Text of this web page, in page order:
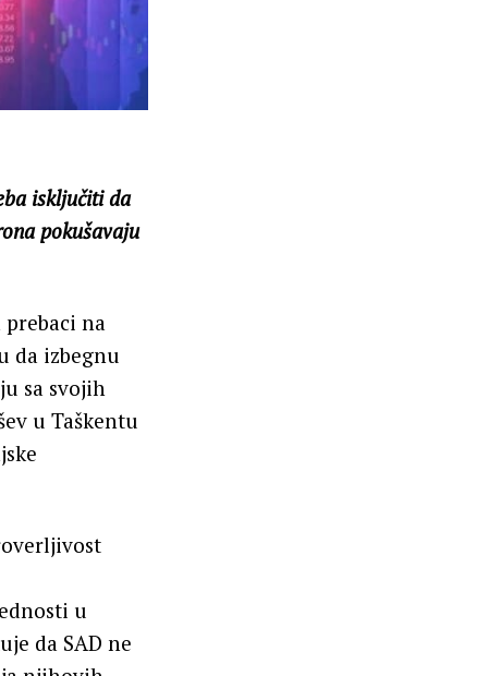
isključiti da
pokušavaju
na
da izbegnu
sa svojih
u Taškentu
u
da SAD ne